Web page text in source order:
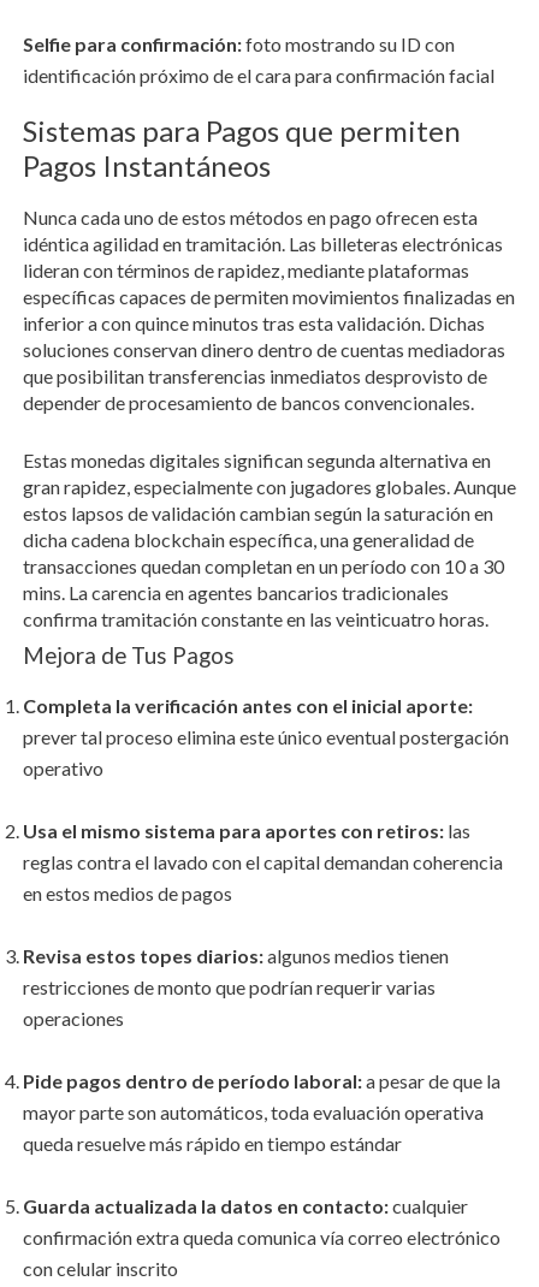
Selfie para confirmación:foto mostrando su ID con
identificación próximo de el cara para confirmación facial
Sistemas para Pagos que permiten
Pagos Instantáneos
Nunca cada uno de estos métodos en pago ofrecen esta
idéntica agilidad en tramitación. Las billeteras electrónicas
lideran con términos de rapidez, mediante plataformas
específicas capaces de permiten movimientos finalizadas en
inferior a con quince minutos tras esta validación. Dichas
soluciones conservan dinero dentro de cuentas mediadoras
que posibilitan transferencias inmediatos desprovisto de
depender de procesamiento de bancos convencionales.
Estas monedas digitales significan segunda alternativa en
gran rapidez, especialmente con jugadores globales. Aunque
estos lapsos de validación cambian según la saturación en
dicha cadena blockchain específica, una generalidad de
transacciones quedan completan en un período con 10 a 30
mins. La carencia en agentes bancarios tradicionales
confirma tramitación constante en las veinticuatro horas.
Mejora de Tus Pagos
Completa la verificación antes con el inicial aporte:
prever tal proceso elimina este único eventual postergación
operativo
Usa el mismo sistema para aportes con retiros:las
reglas contra el lavado con el capital demandan coherencia
en estos medios de pagos
Revisa estos topes diarios:algunos medios tienen
restricciones de monto que podrían requerir varias
operaciones
Pide pagos dentro de período laboral:a pesar de que la
mayor parte son automáticos, toda evaluación operativa
queda resuelve más rápido en tiempo estándar
Guarda actualizada la datos en contacto:cualquier
confirmación extra queda comunica vía correo electrónico
con celular inscrito